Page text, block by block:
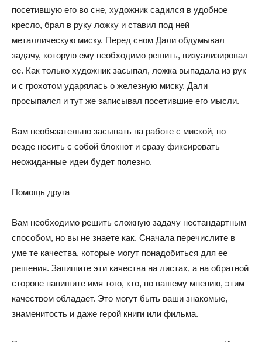
посетившую его во сне, художник садился в удобное
кресло, брал в руку ложку и ставил под ней
металлическую миску. Перед сном Дали обдумывал
задачу, которую ему необходимо решить, визуализировал
ее. Как только художник засыпал, ложка выпадала из рук
и с грохотом ударялась о железную миску. Дали
просыпался и тут же записывал посетившие его мысли.
Вам необязательно засыпать на работе с миской, но
везде носить с собой блокнот и сразу фиксировать
неожиданные идеи будет полезно.
Помощь друга
Вам необходимо решить сложную задачу нестандартным
способом, но вы не знаете как. Сначала перечислите в
уме те качества, которые могут понадобиться для ее
решения. Запишите эти качества на листах, а на обратной
стороне напишите имя того, кто, по вашему мнению, этим
качеством обладает. Это могут быть ваши знакомые,
знаменитость и даже герой книги или фильма.